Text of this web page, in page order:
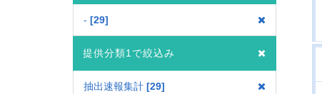
- 29
提供分類1で絞込み
抽出速報集計 29